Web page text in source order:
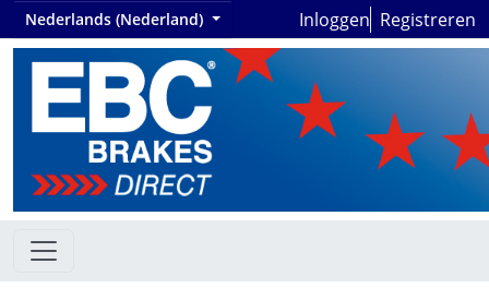
Nederlands (Nederland) Inloggen Registreren